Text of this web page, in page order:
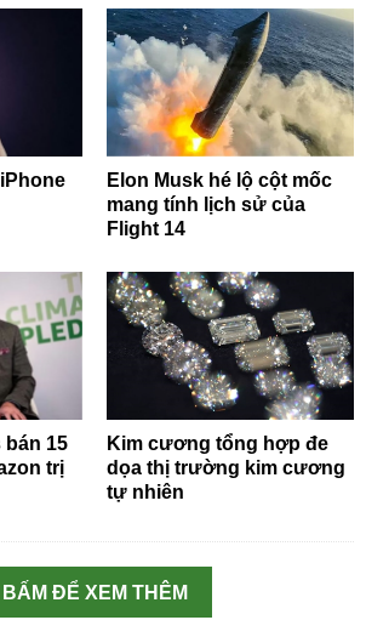
Elon Musk hé lộ cột mốc
mang tính lịch sử của
Flight 14
bán 15
trị
Kim cương tổng hợp đe
dọa thị trường kim cương
tự nhiên
BẤM ĐỂ XEM THÊM